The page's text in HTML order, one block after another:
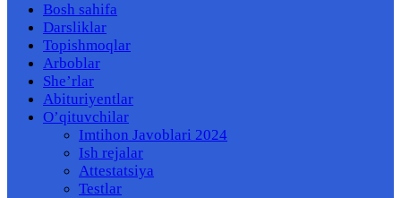
Bosh sahifa
Darsliklar
Topishmoqlar
Arboblar
She’rlar
Abituriyentlar
O’qituvchilar
Imtihon Javoblari 2024
Ish rejalar
Attestatsiya
Testlar